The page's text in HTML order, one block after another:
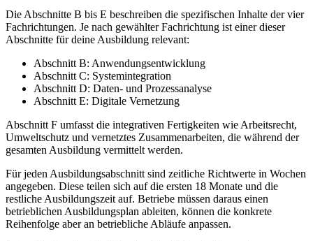
Die Abschnitte B bis E beschreiben die spezifischen Inhalte der vier
Fachrichtungen. Je nach gewählter Fachrichtung ist einer dieser
Abschnitte für deine Ausbildung relevant:
Abschnitt B: Anwendungsentwicklung
Abschnitt C: Systemintegration
Abschnitt D: Daten- und Prozessanalyse
Abschnitt E: Digitale Vernetzung
Abschnitt F umfasst die integrativen Fertigkeiten wie Arbeitsrecht,
Umweltschutz und vernetztes Zusammenarbeiten, die während der
gesamten Ausbildung vermittelt werden.
Für jeden Ausbildungsabschnitt sind zeitliche Richtwerte in Wochen
angegeben. Diese teilen sich auf die ersten 18 Monate und die
restliche Ausbildungszeit auf. Betriebe müssen daraus einen
betrieblichen Ausbildungsplan ableiten, können die konkrete
Reihenfolge aber an betriebliche Abläufe anpassen.